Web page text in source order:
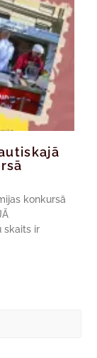
konkursā
skaits ir